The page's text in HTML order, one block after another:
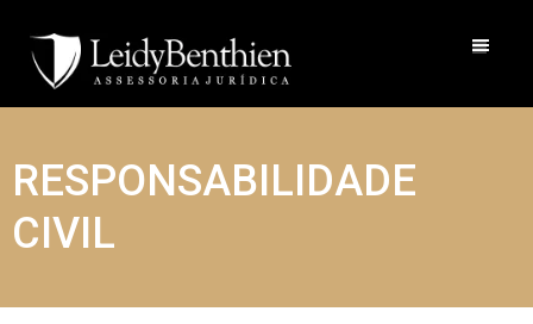
RESPONSABILIDADE
CIVIL